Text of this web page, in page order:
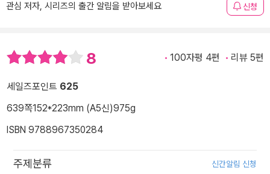
관심 저자, 시리즈의 출간 알림을 받아보세요 신청
8 100자평 4편 리뷰 5편
세일즈포인트 625
639쪽152*223mm (A5신)975g
ISBN 9788967350284
주제분류 신간알림 신청